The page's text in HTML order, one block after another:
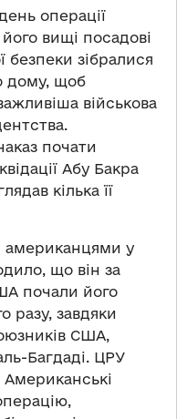
операції
вищі посадові
безпеки зібралися
дому, щоб
військова
почати
Абу Бакра
кілька її
американцями у
що він за
почали його
разу, завдяки
США,
Багдаді. ЦРУ
Американські